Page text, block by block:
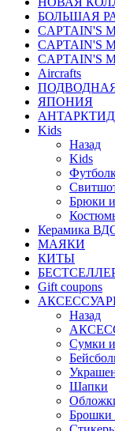
БОЛЬШАЯ
CAPTAIN'S
CAPTAIN'S
CAPTAIN'S
Aircrafts
ЯПОНИЯ
Kids
Назад
Kids
Брюки
Керамика
МАЯКИ
КИТЫ
Gift coupons
Назад
Сумки
Шапки
Брошки